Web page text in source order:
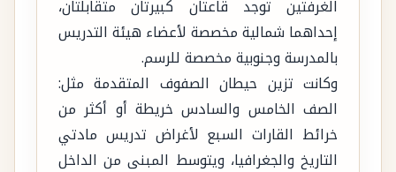
الغرفتين توجد قاعتان كبيرتان متقابلتان،
إحداهما شمالية مخصصة لأعضاء هيئة التدريس
بالمدرسة وجنوبية مخصصة للرسم.
وكانت تزين حيطان الصفوف المتقدمة مثل:
الصف الخامس والسادس خريطة أو أكثر من
خرائط القارات السبع لأغراض تدريس مادتي
التاريخ والجغرافيا، ويتوسط المبنى من الداخل